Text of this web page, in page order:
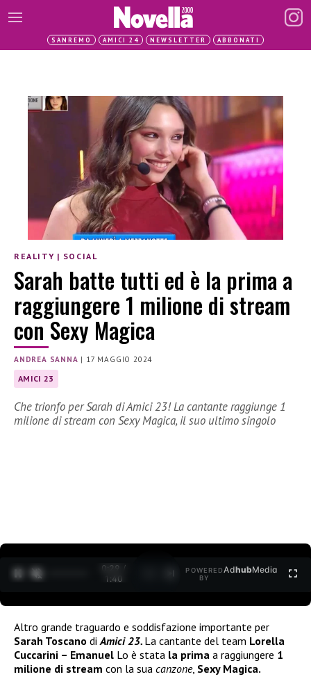
SANREMO AMICI 24 NEWSLETTER ABBONATI
REALITY | SOCIAL
Sarah batte tutti ed è la prima a
raggiungere 1 milione di stream
con Sexy Magica
ANDREA SANNA | 17 MAGGIO 2024
AMICI 23
Che trionfo per Sarah di Amici 23! La cantante raggiunge 1
milione di stream con Sexy Magica, il suo ultimo singolo
0:30 /
1:40
POWERED
BY
AdhubMedia
Altro grande traguardo e soddisfazione importante per
Sarah Toscano di Amici 23. La cantante del team Lorella
Cuccarini – Emanuel Lo è stata la prima a raggiungere 1
milione di stream con la sua canzone, Sexy Magica.